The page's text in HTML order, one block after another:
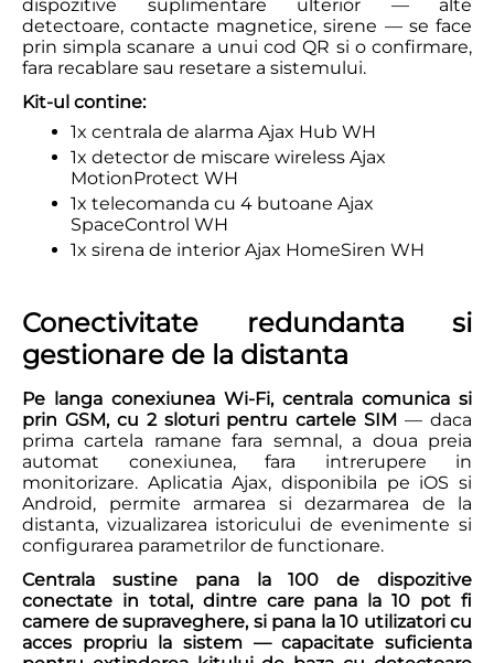
dispozitive suplimentare ulterior — alte
detectoare, contacte magnetice, sirene — se face
prin simpla scanare a unui cod QR si o confirmare,
fara recablare sau resetare a sistemului.
Kit-ul contine:
1x centrala de alarma Ajax Hub WH
1x detector de miscare wireless Ajax
MotionProtect WH
1x telecomanda cu 4 butoane Ajax
SpaceControl WH
1x sirena de interior Ajax HomeSiren WH
Conectivitate redundanta si
gestionare de la distanta
Pe langa conexiunea Wi-Fi, centrala comunica si
prin GSM, cu 2 sloturi pentru cartele SIM — daca
prima cartela ramane fara semnal, a doua preia
automat conexiunea, fara intrerupere in
monitorizare. Aplicatia Ajax, disponibila pe iOS si
Android, permite armarea si dezarmarea de la
distanta, vizualizarea istoricului de evenimente si
configurarea parametrilor de functionare.
Centrala sustine pana la 100 de dispozitive
conectate in total, dintre care pana la 10 pot fi
camere de supraveghere, si pana la 10 utilizatori cu
acces propriu la sistem — capacitate suficienta